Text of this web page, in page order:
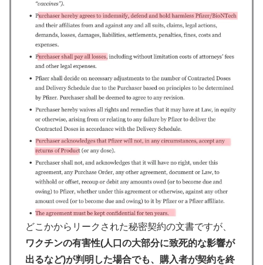
どこかからリークされた秘密契約の文書ですが、
ワクチンの有害性(人口の大部分に致死的な影響が
出るなど)が判明した場合でも、購入者が契約を終